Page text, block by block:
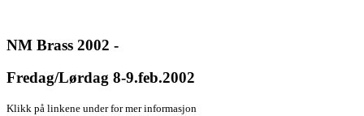
NM Brass 2002 -
Fredag/Lørdag 8-9.feb.2002
Klikk på linkene under for mer informasjon